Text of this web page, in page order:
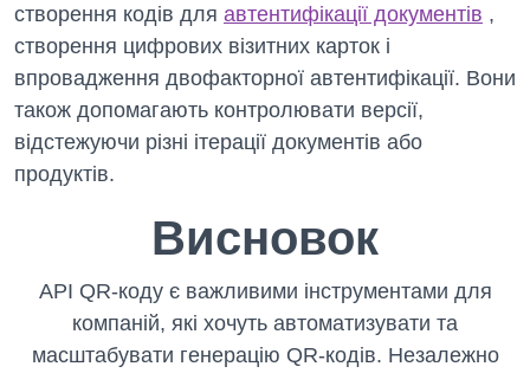
створення кодів для автентифікації документів ,
створення цифрових візитних карток і
впровадження двофакторної автентифікації. Вони
також допомагають контролювати версії,
відстежуючи різні ітерації документів або
продуктів.
Висновок
API QR-коду є важливими інструментами для
компаній, які хочуть автоматизувати та
масштабувати генерацію QR-кодів. Незалежно